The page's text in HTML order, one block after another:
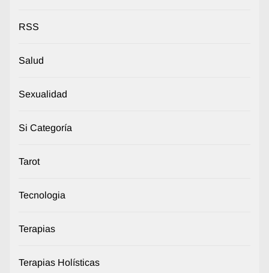
RSS
Salud
Sexualidad
Si Categoría
Tarot
Tecnologia
Terapias
Terapias Holísticas